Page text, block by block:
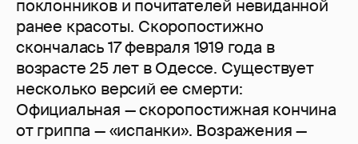
поклонников и почитателей невиданной
ранее красоты. Скоропостижно
скончалась 17 февраля 1919 года в
возрасте 25 лет в Одессе. Существует
несколько версий ее смерти:
Официальная — скоропостижная кончина
от гриппа — «испанки». Возражения —